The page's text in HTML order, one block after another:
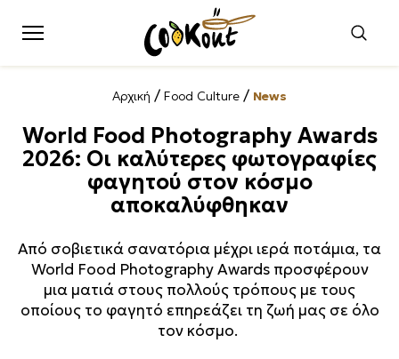
Αρχική / Food Culture / News
World Food Photography Awards
2026: Οι καλύτερες φωτογραφίες
φαγητού στον κόσμο
αποκαλύφθηκαν
Από σοβιετικά σανατόρια μέχρι ιερά ποτάμια, τα
World Food Photography Awards προσφέρουν
μια ματιά στους πολλούς τρόπους με τους
οποίους το φαγητό επηρεάζει τη ζωή μας σε όλο
τον κόσμο.